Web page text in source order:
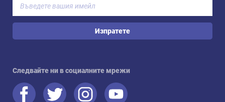
Изпратете
Следвайте ни в социалните мрежи